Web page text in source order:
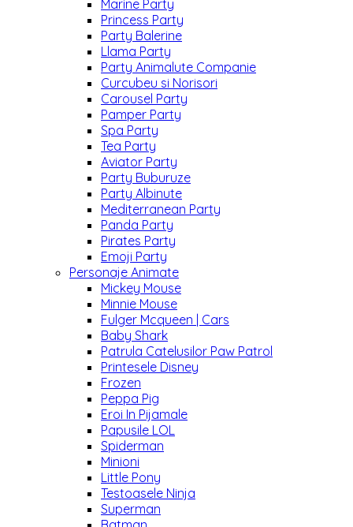
Marine Party
Princess Party
Party Balerine
Llama Party
Party Animalute Companie
Curcubeu si Norisori
Carousel Party
Pamper Party
Spa Party
Tea Party
Aviator Party
Party Buburuze
Party Albinute
Mediterranean Party
Panda Party
Pirates Party
Emoji Party
Personaje Animate
Mickey Mouse
Minnie Mouse
Fulger Mcqueen | Cars
Baby Shark
Patrula Catelusilor Paw Patrol
Printesele Disney
Frozen
Peppa Pig
Eroi In Pijamale
Papusile LOL
Spiderman
Minioni
Little Pony
Testoasele Ninja
Superman